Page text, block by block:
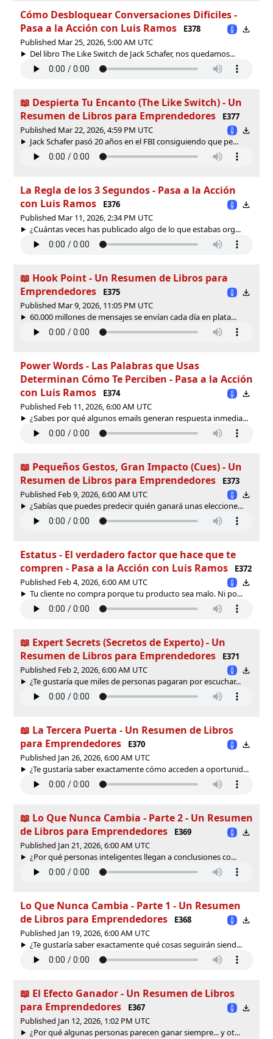
Cómo Desbloquear Conversaciones Dificiles -
Pasa a la Acción con Luis Ramos
E378
Published Mar 25, 2026, 5:00 AM UTC
Del libro The Like Switch de Jack Schafer, nos quedamos...
📖 Despierta Tu Encanto (The Like Switch) - Un
Resumen de Libros para Emprendedores
E377
Published Mar 22, 2026, 4:59 PM UTC
Jack Schafer pasó 20 años en el FBI consiguiendo que pe...
La Regla de los 3 Segundos - Pasa a la Acción
con Luis Ramos
E376
Published Mar 11, 2026, 2:34 PM UTC
¿Cuántas veces has publicado algo de lo que estabas org...
📖 Hook Point - Un Resumen de Libros para
Emprendedores
E375
Published Mar 9, 2026, 11:05 PM UTC
60.000 millones de mensajes se envían cada día en plata...
Power Words - Las Palabras que Usas
Determinan Cómo Te Perciben - Pasa a la Acción
con Luis Ramos
E374
Published Feb 11, 2026, 6:00 AM UTC
¿Sabes por qué algunos emails generan respuesta inmedia...
📖 Pequeños Gestos, Gran Impacto (Cues) - Un
Resumen de Libros para Emprendedores
E373
Published Feb 9, 2026, 6:00 AM UTC
¿Sabías que puedes predecir quién ganará unas eleccione...
Estatus - El verdadero factor que hace que te
compren - Pasa a la Acción con Luis Ramos
E372
Published Feb 4, 2026, 6:00 AM UTC
Tu cliente no compra porque tu producto sea malo. Ni po...
📖 Expert Secrets (Secretos de Experto) - Un
Resumen de Libros para Emprendedores
E371
Published Feb 2, 2026, 6:00 AM UTC
¿Te gustaría que miles de personas pagaran por escuchar...
📖 La Tercera Puerta - Un Resumen de Libros
para Emprendedores
E370
Published Jan 26, 2026, 6:00 AM UTC
¿Te gustaría saber exactamente cómo acceden a oportunid...
📖 Lo Que Nunca Cambia - Parte 2 - Un Resumen
de Libros para Emprendedores
E369
Published Jan 21, 2026, 6:00 AM UTC
¿Por qué personas inteligentes llegan a conclusiones co...
Lo Que Nunca Cambia - Parte 1 - Un Resumen
de Libros para Emprendedores
E368
Published Jan 19, 2026, 6:00 AM UTC
¿Te gustaría saber exactamente qué cosas seguirán siend...
📖 El Efecto Ganador - Un Resumen de Libros
para Emprendedores
E367
Published Jan 12, 2026, 1:02 PM UTC
¿Por qué algunas personas parecen ganar siempre... y ot...